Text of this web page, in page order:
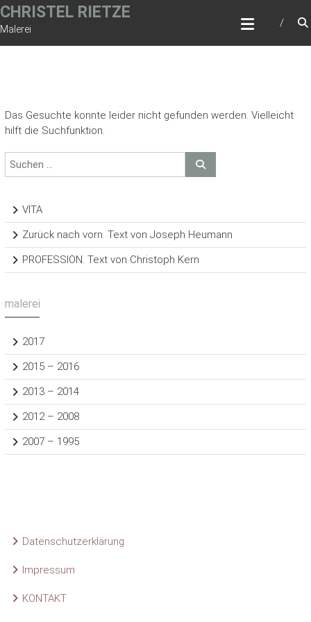
Zum
Inhalt
CHRISTEL RIETZE
Malerei
Das Gesuchte konnte leider nicht gefunden werden. Vielleicht
hilft die Suchfunktion.
VITA
Zurück nach vorn. Text von Joseph Heumann
PROFESSION. Text von Christoph Kern
malerei
2017
2015 – 2016
2013 – 2014
2012 – 2008
2007 – 1995
Datenschutzerklärung
Impressum
KONTAKT